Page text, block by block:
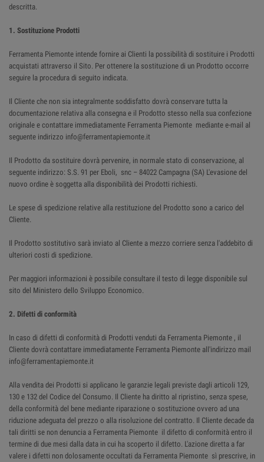
descritta.
1. Sostituzione Prodotti
Ferramenta Piemonte intende fornire ai Clienti la possibilità di sostituire i Prodotti
acquistati attraverso il Sito. Per ottenere la sostituzione di un Prodotto occorre
seguire la procedura di seguito indicata.
Il Cliente che non sia integralmente soddisfatto dovrà conservare tutta la
documentazione relativa alla consegna e il Prodotto stesso nella sua confezione
originale e contattare immediatamente Ferramenta Piemonte mediante e-mail al
seguente indirizzo info@ferramentapiemonte.it
Il Prodotto da sostituire dovrà pervenire, in normale stato di conservazione, al
seguente indirizzo: S.S. 91 per Eboli, snc – 84022 Campagna (SA) L'evasione del
nuovo ordine è soggetta alla disponibilità dei Prodotti richiesti.
Le spese di spedizione relative alla restituzione del Prodotto sono a carico del
Cliente.
Il Prodotto sostitutivo sarà inviato al Cliente a mezzo corriere senza l'addebito di
ulteriori costi di spedizione.
Per maggiori informazioni è possibile consultare il testo di legge disponibile sul
sito del Ministero dello Sviluppo Economico.
2. Difetti di conformità
In caso di difetti di conformità di Prodotti venduti da Ferramenta Piemonte , il
Cliente dovrà contattare immediatamente Ferramenta Piemonte all'indirizzo mail
info@ferramentapiemonte.it
Alla vendita dei Prodotti si applicano le garanzie legali previste dagli articoli 129,
130 e 132 del Codice del Consumo. Il Cliente ha diritto al ripristino, senza spese,
della conformità del bene mediante riparazione o sostituzione ovvero ad una
riduzione adeguata del prezzo o alla risoluzione del contratto. Il Cliente decade da
tali diritti se non denuncia a Ferramenta Piemonte il difetto di conformità entro il
termine di due mesi dalla data in cui ha scoperto il difetto. L'azione diretta a far
valere i difetti non dolosamente occultati da Ferramenta Piemonte sì prescrive, in